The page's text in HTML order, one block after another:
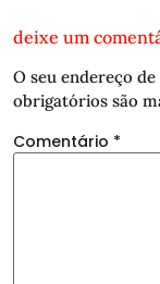
deixe um
O seu endereço
obrigatórios são
Comentário *